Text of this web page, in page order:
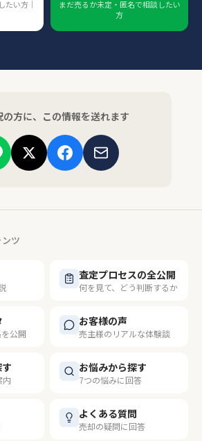
たい方｜
まだ売るか未定・匿名で相談したい
方
の方に、この情報を送れます
ツ
査定プロセスの全公開
何を見て、どう判断するか
公開
お客様の声
売主様のリアルな体験談
内
お悩みから探す
7つの悩みに回答
よくある質問
売却の疑問に回答